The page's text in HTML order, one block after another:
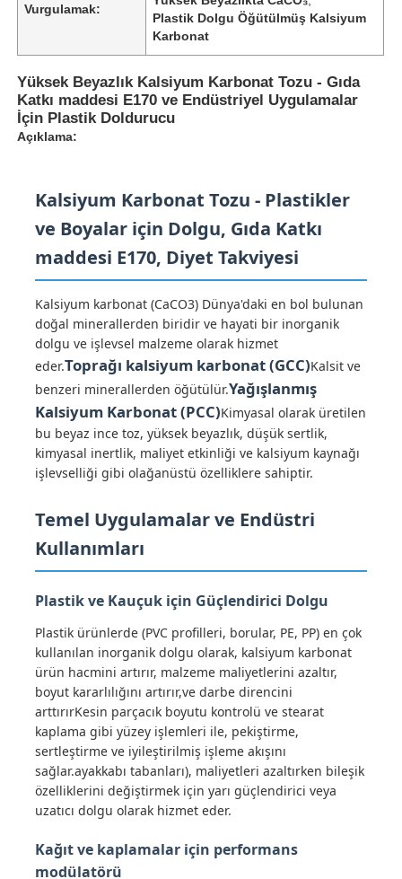
Ana sayfa
Ürünler
VİDEOLAR
Hakkımızda
Kalite kontrol
Bize ulaşın
Haberler
Tüm servis talepleri
Persülfatlar
Vurgulamak:
Plastik Dolgu Öğütülmüş Kalsiyum
Karbonat
Yüksek Beyazlık Kalsiyum Karbonat Tozu - Gıda
Katkı maddesi E170 ve Endüstriyel Uygulamalar
İçin Plastik Doldurucu
Açıklama:
Kalsiyum Karbonat Tozu - Plastikler
ve Boyalar için Dolgu, Gıda Katkı
maddesi E170, Diyet Takviyesi
Kalsiyum karbonat (CaCO3) Dünya'daki en bol bulunan
doğal minerallerden biridir ve hayati bir inorganik
dolgu ve işlevsel malzeme olarak hizmet
eder.Toprağı kalsiyum karbonat (GCC)Kalsit ve
benzeri minerallerden öğütülür.Yağışlanmış
Kalsiyum Karbonat (PCC)Kimyasal olarak üretilen
bu beyaz ince toz, yüksek beyazlık, düşük sertlik,
kimyasal inertlik, maliyet etkinliği ve kalsiyum kaynağı
işlevselliği gibi olağanüstü özelliklere sahiptir.
Temel Uygulamalar ve Endüstri
Kullanımları
Plastik ve Kauçuk için Güçlendirici Dolgu
Plastik ürünlerde (PVC profilleri, borular, PE, PP) en çok
kullanılan inorganik dolgu olarak, kalsiyum karbonat
ürün hacmini artırır, malzeme maliyetlerini azaltır,
boyut kararlılığını artırır,ve darbe direncini
arttırırKesin parçacık boyutu kontrolü ve stearat
kaplama gibi yüzey işlemleri ile, pekiştirme,
sertleştirme ve iyileştirilmiş işleme akışını
sağlar.ayakkabı tabanları), maliyetleri azaltırken bileşik
özelliklerini değiştirmek için yarı güçlendirici veya
uzatıcı dolgu olarak hizmet eder.
Kağıt ve kaplamalar için performans
modülatörü